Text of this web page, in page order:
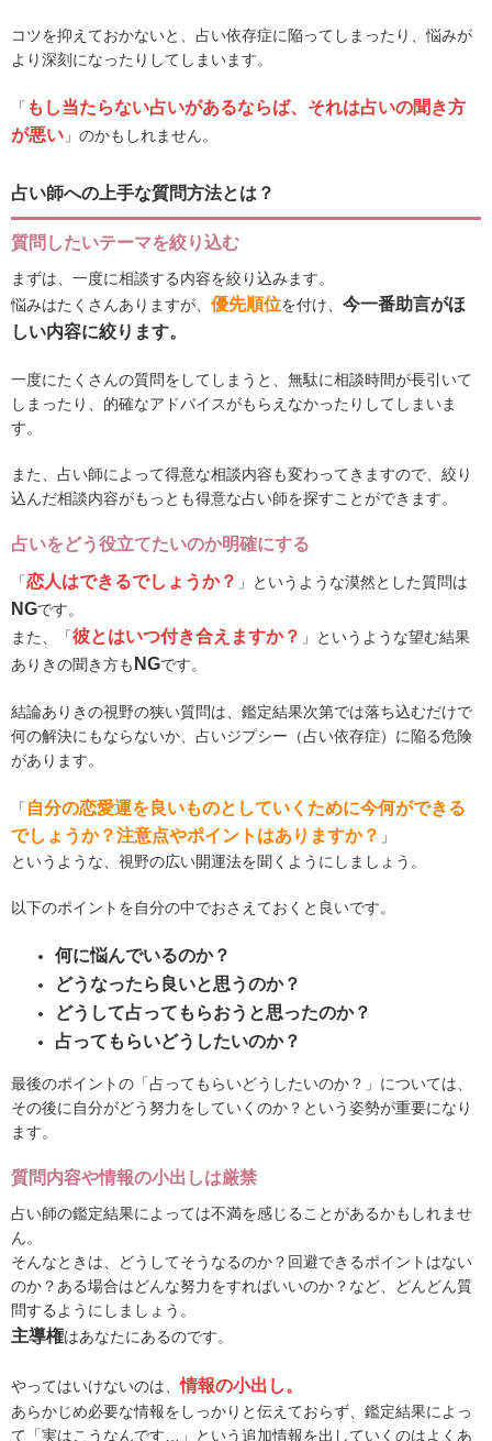
コツを抑えておかないと、占い依存症に陥ってしまったり、悩みが
より深刻になったりしてしまいます。
「 もし当たらない占いがあるならば、それは占いの聞き方
が悪い 」のかもしれません。
占い師への上手な質問方法とは？
質問したいテーマを絞り込む
まずは、一度に相談する内容を絞り込みます。
悩みはたくさんありますが、 優先順位を付け、 今一番助言がほ
しい内容に絞ります。
一度にたくさんの質問をしてしまうと、無駄に相談時間が長引いて
しまったり、的確なアドバイスがもらえなかったりしてしまいま
す。
また、占い師によって得意な相談内容も変わってきますので、絞り
込んだ相談内容がもっとも得意な占い師を探すことができます。
占いをどう役立てたいのか明確にする
「恋人はできるでしょうか？ 」というような漠然とした質問は
NGです。
また、「彼とはいつ付き合えますか？ 」というような望む結果
ありきの聞き方も NGです。
結論ありきの視野の狭い質問は、鑑定結果次第では落ち込むだけで
何の解決にもならないか、占いジプシー（占い依存症）に陥る危険
があります。
「 自分の恋愛運を良いものとしていくために今何ができる
でしょうか？注意点やポイントはありますか？ 」
というような、視野の広い開運法を聞くようにしましょう。
以下のポイントを自分の中でおさえておくと良いです。
何に悩んでいるのか？
どうなったら良いと思うのか？
どうして占ってもらおうと思ったのか？
占ってもらいどうしたいのか？
最後のポイントの「占ってもらいどうしたいのか？」については、
その後に自分がどう努力をしていくのか？という姿勢が重要になり
ます。
質問内容や情報の小出しは厳禁
占い師の鑑定結果によっては不満を感じることがあるかもしれませ
ん。
そんなときは、どうしてそうなるのか？回避できるポイントはない
のか？ある場合はどんな努力をすればいいのか？など、どんどん質
問するようにしましょう。
主導権はあなたにあるのです。
やってはいけないのは、情報の小出し。
あらかじめ必要な情報をしっかりと伝えておらず、鑑定結果によっ
て「実はこうなんです…」という追加情報を出していくのはよくあ